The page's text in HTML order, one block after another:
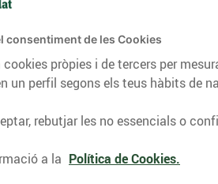
consells nutricionals,
del nostre territori i molts
CONSELLS I HÀBITS SALUDABLES
consentiment de les Cookies
pròpies i de tercers per
un perfil segons els teus hàbits de
rebutjar les no essencials o
a la Política de Cookies.